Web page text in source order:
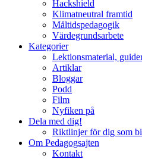
Hackshield
Klimatneutral framtid
Måltidspedagogik
Värdegrundsarbete
Kategorier
Lektionsmaterial,
Artiklar
Bloggar
Podd
Film
Nyfiken på
Dela med dig!
Riktlinjer för dig som
Om Pedagogsajten
Kontakt